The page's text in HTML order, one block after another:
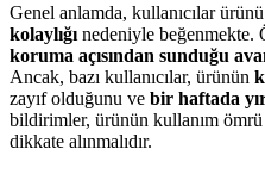
Genel anlamda, kullanıcılar ürünü
kolaylığı nedeniyle beğenmekte.
koruma açısından sunduğu
Ancak, bazı kullanıcılar, ürünün
zayıf olduğunu ve bir haftada
bildirimler, ürünün kullanım ömrü
dikkate alınmalıdır.